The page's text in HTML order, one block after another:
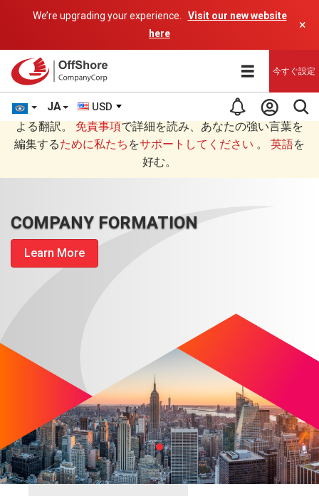
We’re upgrading your experience.
Visit our new website
here
×
JA USD
今すぐ設定
あなたは日本語 (にほんご)で読んでいますAIプログラムに
よる翻訳。 免責事項で詳細を読み、あなたの強い言葉を
編集するために私たち をサポートしてください 。 英語を
好む。
COMPANY FORMATION
Learn More